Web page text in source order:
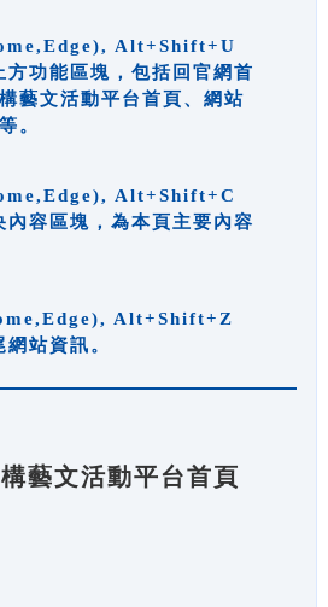
Alt+Shift+U
功能區塊，包括回官網首
藝文活動平台首頁、網站
。
Alt+Shift+C
容區塊，為本頁主要內容
Alt+Shift+Z
站資訊。
藝文活動平台首頁